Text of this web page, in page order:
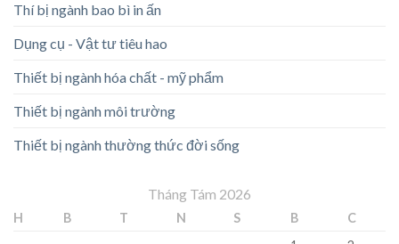
Thí bị ngành bao bì in ấn
Dụng cụ - Vật tư tiêu hao
Thiết bị ngành hóa chất - mỹ phẩm
Thiết bị ngành môi trường
Thiết bị ngành thường thức đời sống
Tháng Tám 2026
H B T N S B
C